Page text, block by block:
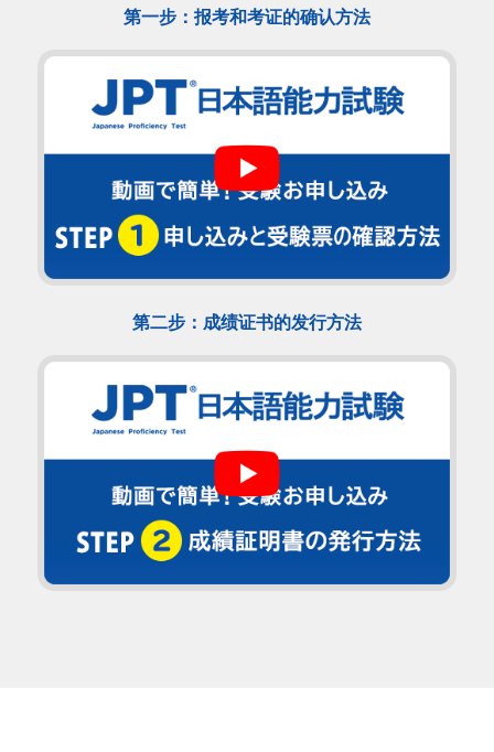
第一步：报考和考证的确认方法
第二步：成绩证书的发行方法